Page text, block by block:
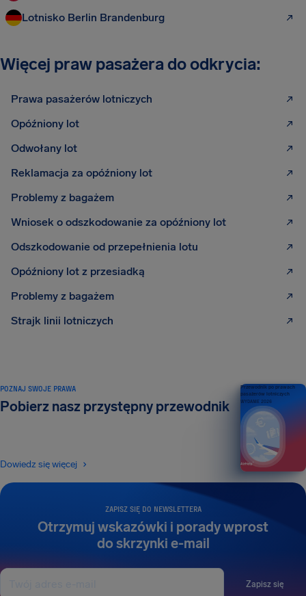
Lotnisko Berlin Brandenburg
Więcej praw pasażera do odkrycia:
Prawa pasażerów lotniczych
Opóźniony lot
Odwołany lot
Reklamacja za opóźniony lot
Problemy z bagażem
Wniosek o odszkodowanie za opóźniony lot
Odszkodowanie od przepełnienia lotu
Opóźniony lot z przesiadką
Problemy z bagażem
Strajk linii lotniczych
ZAPISZ SIĘ DO NEWSLETTERA
Otrzymuj wskazówki i porady wprost
do skrzynki e-mail
Zapisz się
POZNAJ SWOJE PRAWA
Pobierz nasz przystępny przewodnik
Dowiedz się więcej
Przewodnik po prawach
pasażerów lotniczych
WYDANIE 2026